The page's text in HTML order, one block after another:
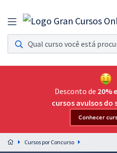
Assinatura Ilimitada 11
Acesso a todos os cursos. Teste grátis por 7
Assinatura OAB Até Passar
Acesso ilimitado a toda preparação para o
Preparação completa e intensiva para as
residências em saúde do Brasil
Desconto de 20%
cursos avulsos do
Conhecer
Cursos por Concurso